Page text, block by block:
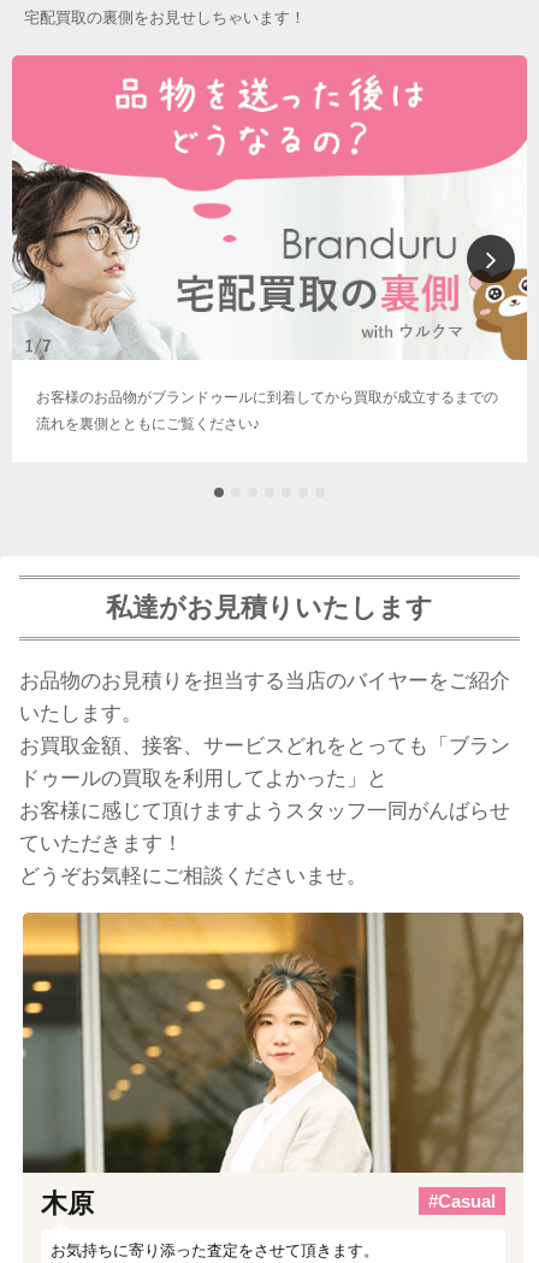
宅配買取の裏側をお見せしちゃいます！
お客様のお品物がブランドゥールに到着してから買取が成立するまでの
流れを裏側とともにご覧ください♪
私達がお見積りいたします
お品物のお見積りを担当する当店のバイヤーをご紹介
いたします。
お買取金額、接客、サービスどれをとっても「ブラン
ドゥールの買取を利用してよかった」と
お客様に感じて頂けますようスタッフ一同がんばらせ
ていただきます！
どうぞお気軽にご相談くださいませ。
木原 #Casual
お気持ちに寄り添った査定をさせて頂きます。